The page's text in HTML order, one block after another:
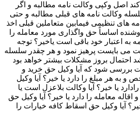
اصل وکپی وکالت نامه مطالبه و اگر
وکالت نامه های قبلی مطالبه و حتی
های تنظیمی فیمابین متعاملین قبلی اخذ
اساساً حق واگذاری مورد معامله را
به اعتبار خود باقی است یاخیر؟ توجه
می بایست پرهیز نمود و هر چقدر سلسله
احتمال بروز مشکلات بیشتر خواهد بود
شود که آیا وکیل حق خرید و
به هر مبلغ را دارد یا خیر؟ آیا وکیل
یا خیر؟ آیا وکالت بلاعزل است یا
معامله را دارد یا خیر؟ آیا وکیل حق
آیا وکیل حق اسقاط کافه خیارات را